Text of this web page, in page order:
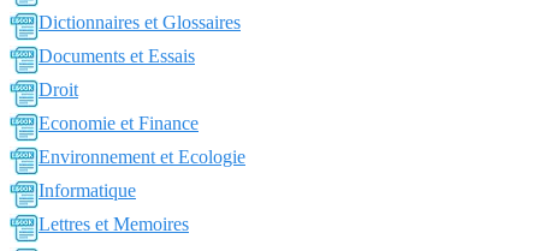
Dictionnaires et Glossaires
Documents et Essais
Droit
Economie et Finance
Environnement et Ecologie
Informatique
Lettres et Memoires